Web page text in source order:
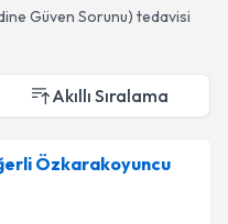
Güven Sorunu) tedavisi
Akıllı Sıralama
Özkarakoyuncu